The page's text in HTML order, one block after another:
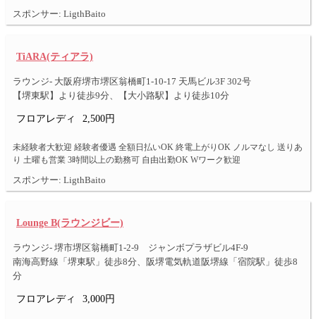
スポンサー: LigthBaito
TiARA(ティアラ)
ラウンジ- 大阪府堺市堺区翁橋町1-10-17 天馬ビル3F 302号
【堺東駅】より徒歩9分、【大小路駅】より徒歩10分
フロアレディ 2,500円
未経験者大歓迎 経験者優遇 全額日払いOK 終電上がりOK ノルマなし 送りあ
り 土曜も営業 3時間以上の勤務可 自由出勤OK Wワーク歓迎
スポンサー: LigthBaito
Lounge B(ラウンジビー)
ラウンジ- 堺市堺区翁橋町1-2-9 ジャンボプラザビル4F-9
南海高野線「堺東駅」徒歩8分、阪堺電気軌道阪堺線「宿院駅」徒歩8
分
フロアレディ 3,000円